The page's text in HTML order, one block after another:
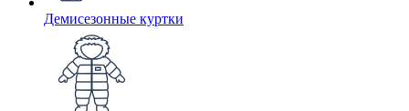
Демисезонные куртки